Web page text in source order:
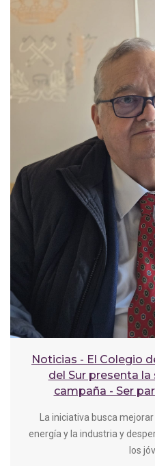
Noticias - El Colegio
del Sur presenta
campaña - Ser
La iniciativa busca
energía y la industria y
los